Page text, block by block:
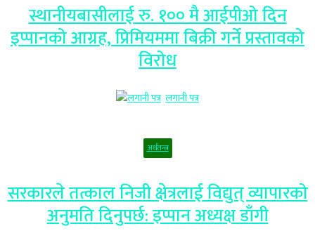
स्थानीयबासीलाई रु. १०० मै आईपीओ दिन
इप्पानको आग्रह, प्रिमियममा बिक्री गर्ने प्रस्तावको
विरोध
लगानी पत्र
अर्थतन्त्र
सरकारले तत्काल निजी क्षेत्रलाई विद्युत् व्यापारको
अनुमति दिनुपर्छ: इप्पान अध्यक्ष डाँगी